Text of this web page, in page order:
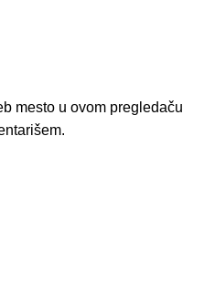
mesto u ovom pregledaču